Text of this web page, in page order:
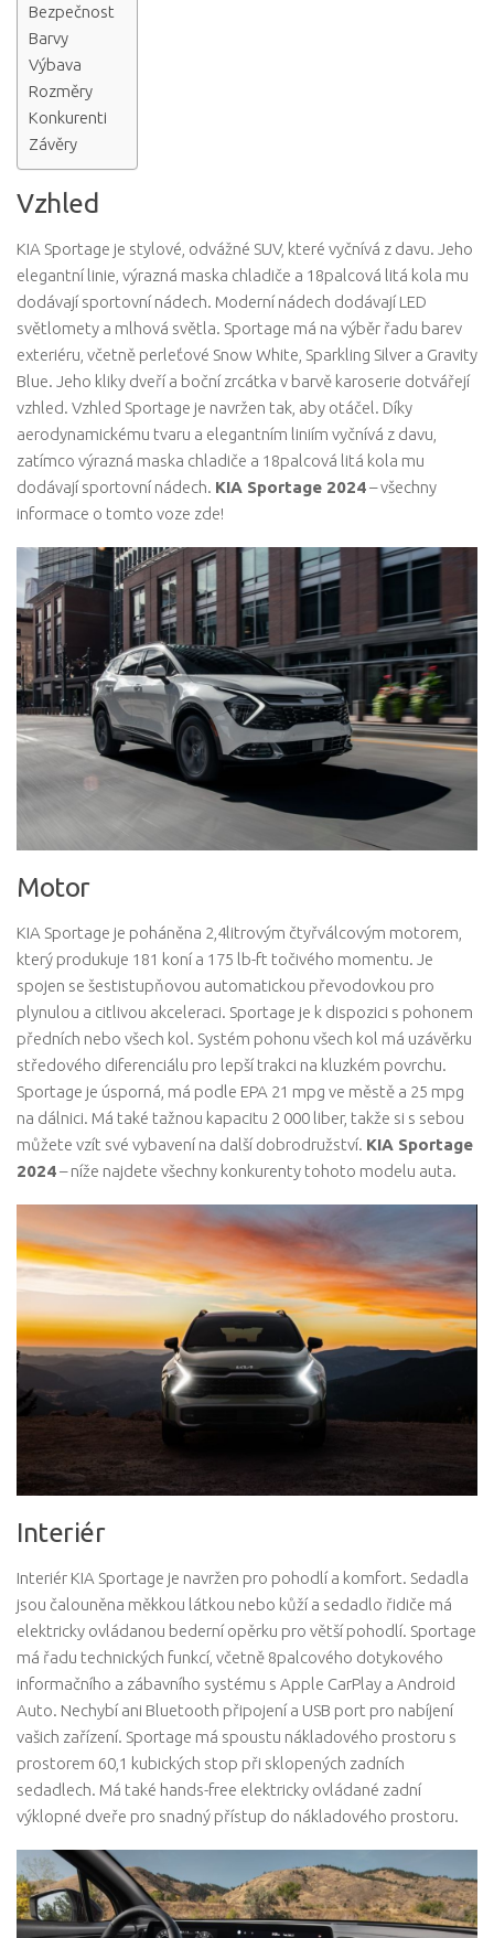
Bezpečnost
Barvy
Výbava
Rozměry
Konkurenti
Závěry
Vzhled
KIA Sportage je stylové, odvážné SUV, které vyčnívá z davu. Jeho
elegantní linie, výrazná maska ​​chladiče a 18palcová litá kola mu
dodávají sportovní nádech. Moderní nádech dodávají LED
světlomety a mlhová světla. Sportage má na výběr řadu barev
exteriéru, včetně perleťové Snow White, Sparkling Silver a Gravity
Blue. Jeho kliky dveří a boční zrcátka v barvě karoserie dotvářejí
vzhled. Vzhled Sportage je navržen tak, aby otáčel. Díky
aerodynamickému tvaru a elegantním liniím vyčnívá z davu,
zatímco výrazná maska ​​chladiče a 18palcová litá kola mu
dodávají sportovní nádech. KIA Sportage 2024– všechny
informace o tomto voze zde!
Motor
KIA Sportage je poháněna 2,4litrovým čtyřválcovým motorem,
který produkuje 181 koní a 175 lb-ft točivého momentu. Je
spojen se šestistupňovou automatickou převodovkou pro
plynulou a citlivou akceleraci. Sportage je k dispozici s pohonem
předních nebo všech kol. Systém pohonu všech kol má uzávěrku
středového diferenciálu pro lepší trakci na kluzkém povrchu.
Sportage je úsporná, má podle EPA 21 mpg ve městě a 25 mpg
na dálnici. Má také tažnou kapacitu 2 000 liber, takže si s sebou
můžete vzít své vybavení na další dobrodružství. KIA Sportage
2024– níže najdete všechny konkurenty tohoto modelu auta.
Interiér
Interiér KIA Sportage je navržen pro pohodlí a komfort. Sedadla
jsou čalouněna měkkou látkou nebo kůží a sedadlo řidiče má
elektricky ovládanou bederní opěrku pro větší pohodlí. Sportage
má řadu technických funkcí, včetně 8palcového dotykového
informačního a zábavního systému s Apple CarPlay a Android
Auto. Nechybí ani Bluetooth připojení a USB port pro nabíjení
vašich zařízení. Sportage má spoustu nákladového prostoru s
prostorem 60,1 kubických stop při sklopených zadních
sedadlech. Má také hands-free elektricky ovládané zadní
výklopné dveře pro snadný přístup do nákladového prostoru.